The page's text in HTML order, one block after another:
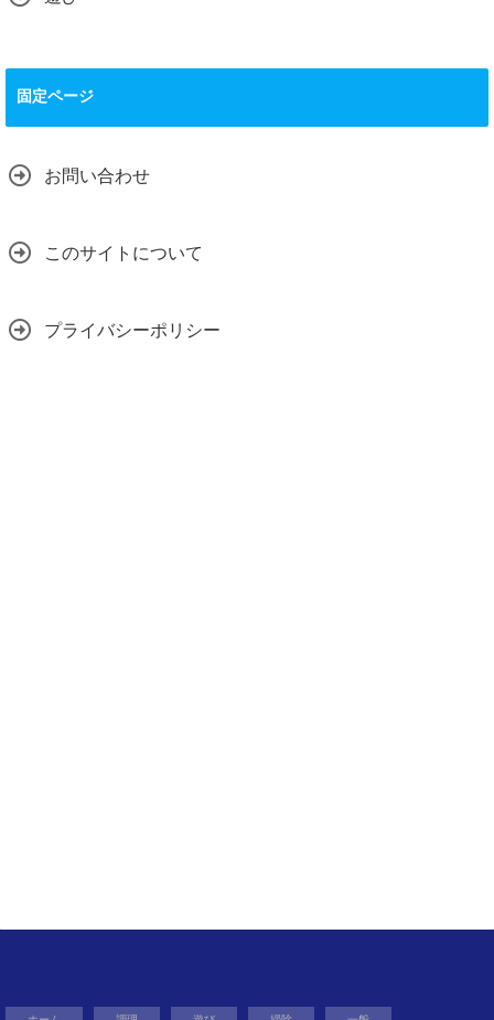
固定ページ
お問い合わせ
このサイトについて
プライバシーポリシー